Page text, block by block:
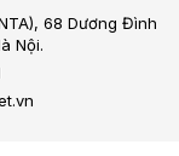
68 Dương Đình
Nội.